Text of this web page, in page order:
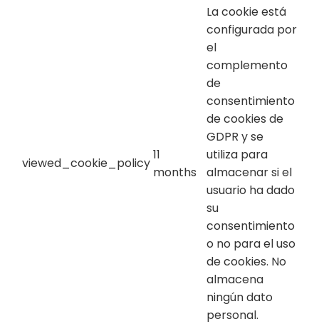
viewed_cookie_policy
11
months
La cookie está
configurada por
el
complemento
de
consentimiento
de cookies de
GDPR y se
utiliza para
almacenar si el
usuario ha dado
su
consentimiento
o no para el uso
de cookies. No
almacena
ningún dato
personal.